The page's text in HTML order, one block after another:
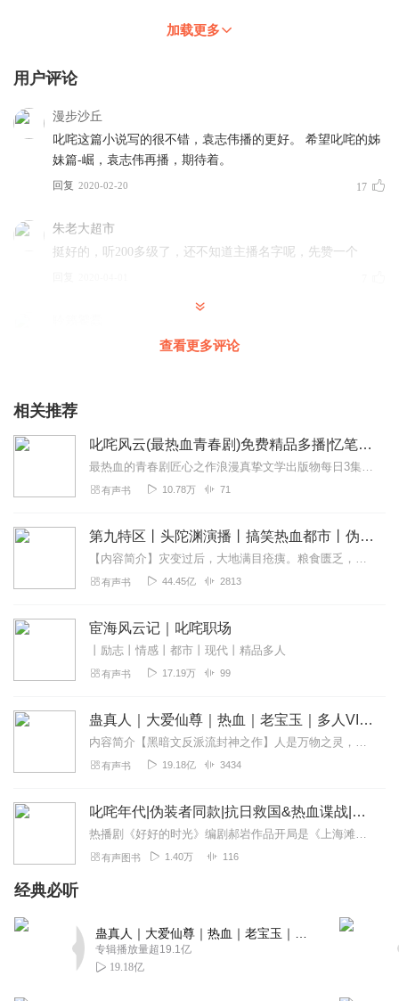
加载更多
用户评论
漫步沙丘
叱咤这篇小说写的很不错，袁志伟播的更好。 希望叱咤的姊
妹篇-崛，袁志伟再播，期待着。
回复 2020-02-20 17
朱老大超市
挺好的，听200多级了，还不知道主播名字呢，先赞一个
可惜的是 小说作者已故多年了 他的作品风格我都很喜欢
1351868zgmp
看评论应该是不错的。先收藏了，以后再听。
2022-08-27
这部作品很喜欢，老师讲的也很生动。超赞，听课好几次都
不觉得腻。每回听都有不同的感觉
TUYONG欣
能拍成电影更好，电视剧也行
新华扬
一部好的小说，需要一个好的主播，非常好啊
龙羚
A认识你shi我的缘
2022-10-28
查看更多评论
相关推荐
叱咤风云(最热血青春剧)免费精品多播|忆笔生花著
最热血的青春剧匠心之作浪漫真挚文学出版物每日3集更新，欢迎订阅分享五星好评猫本凯西和她小伙伴们共同演播内容简介故事从大四毕业开始，面临毕业的吴云...
有声书 10.78万 71
第九特区丨头陀渊演播丨搞笑热血都市丨伪戒丨VIP免费多人有声剧
【内容简介】灾变过后，大地满目疮痍。粮食匮乏，资源紧俏，局势混乱……一位从待规划区杀出来的青年，背对着漫天黄沙，孤身来到九区谋生，却不曾想偶然结识三五好友，一念...
有声书 44.45亿 2813
宦海风云记｜叱咤职场
丨励志丨情感丨都市丨现代丨精品多人
有声书 17.19万 99
蛊真人｜大爱仙尊｜热血｜老宝玉｜多人VIP免费有声剧
内容简介【黑暗文反派流封神之作】人是万物之灵，蛊是天地真精。一个穿越者不断重生的故事。一个养蛊、炼蛊、用蛊的奇特世界。配音组（男角色）老宝玉旁白...
有声书 19.18亿 3434
叱咤年代|伪装者同款|抗日救国&热血谍战|影视原著
热播剧《好好的时光》编剧郝岩作品开局是《上海滩》，中间是《伪装者》，结局却是一人血染红旗，一人跪着谢幕。【内容简介】抗战时期，高天行在一次行动中结识了行走江湖的...
有声图书 1.40万 116
经典必听
专辑播放量超19.1亿
19.18亿